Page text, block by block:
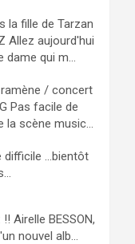
la fille de Tarzan
Allez aujourd'hui
dame qui m...
ramène / concert
Pas facile de
la scène music...
difficile ...bientôt
!! Airelle BESSON,
nouvel alb...